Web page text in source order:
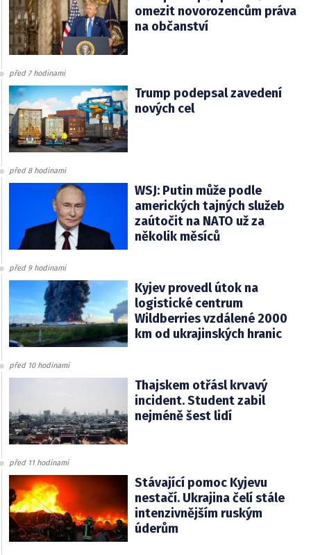
omezit novorozencům práva
na občanství
před 7 hodinami
Trump podepsal zavedení
nových cel
před 8 hodinami
WSJ: Putin může podle
amerických tajných služeb
zaútočit na NATO už za
několik měsíců
před 9 hodinami
Kyjev provedl útok na
logistické centrum
Wildberries vzdálené 2000
km od ukrajinských hranic
před 10 hodinami
Thajskem otřásl krvavý
incident. Student zabil
nejméně šest lidí
před 11 hodinami
Stávající pomoc Kyjevu
nestačí. Ukrajina čelí stále
intenzivnějším ruským
úderům